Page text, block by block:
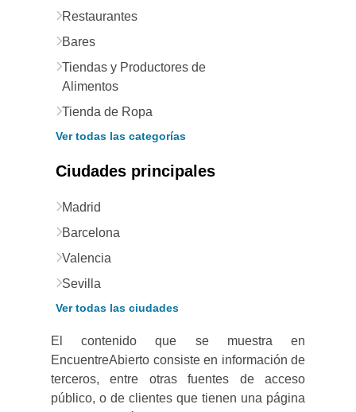
Restaurantes
Bares
Tiendas y Productores de
Alimentos
Tienda de Ropa
Ver todas las categorías
Ciudades principales
Madrid
Barcelona
Valencia
Sevilla
Ver todas las ciudades
El contenido que se muestra en
EncuentreAbierto consiste en información de
terceros, entre otras fuentes de acceso
público, o de clientes que tienen una página